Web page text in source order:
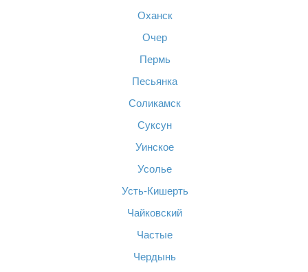
Оханск
Очер
Пермь
Песьянка
Соликамск
Суксун
Уинское
Усолье
Усть-Кишерть
Чайковский
Частые
Чердынь